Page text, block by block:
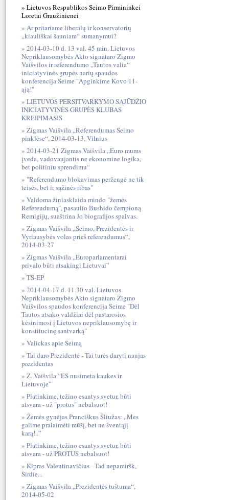
Lietuvos Respublikos Seimo Pirmininkei
Loretai Graužinienei
Ar pritariame liberalų ir konservatorių
„kiauliškai šauniam“ sumanymui?
2014-03-10 d. 13 val. 45 min. Lietuvos
Nepriklausomybės Akto signataro Zigmo
Vaišvilos ir referendumo „Tautos valia“
iniciatyvinės grupės narių spaudos
konferencija Seime "Apginkime Kovo 11-
ąją!"
LIETUVOS PERSITVARKYMO SĄJŪDŽIO
INICIATYVINĖS GRUPĖS KLUBAS
KREIPIMASIS
Zigmas Vaišvila „Referendumas Seimo
pinklėse“, 2014-03-13, Vilnius
2014-03-21 Zigmas Vaišvila „Euro mums
įveda, vadovaujantis ne ekonomine logika,
bet politiniu sprendimu“
"Referendumo blokavimas peržengė ne tik
teisės, bet ir sąžinės ribas"
Valdoma žiniasklaida mindo "žemės
Referendumą", pasaulio Bushido čempioną
Remigijų, suaštrina Jo biografijos spalvas.
Zigmas Vaišvila „Seimo, Prezidentės ir
Vyriausybės volas prieš referendumus“,
2014-03-27
Zigmas Vaišvila „Europarlamentarai
privalo būti atsakingi Lietuvai”
TS-EP
2014-04-17 d. 11.30 val. Lietuvos
Nepriklausomybės Akto signataro Zigmo
Vaišvilos spaudos konferencija Seime "Dėl
Tautos atsako valdžiai dėl pastarosios
kėsinimosi į Lietuvos nepriklausomybę ir
konstitucinę santvarką"
Valickas apie Seimą
Tai daro Prezidentė - Tai turės daryti naujas
prezidentas
Z. Vaišvila “ES nusimeta kaukes ir
Lietuvoje”
Platinkime, težino esantys svetur, būti
atsvara - už "protus" nebalsuot!
Žemės gynėjas Pranciškus Šliužas: „Mes
galime pralaimėti mūšį, bet ne šventąjį
karą!..”
Platinkime, težino esantys svetur, būti
atsvara - už PROTUS nebalsuot!
Kipras Valentinavičius - Tad nepamiršk,
Širdie...
Zigmas Vaišvila „Prezidentės tuštuma“,
2014-05-02